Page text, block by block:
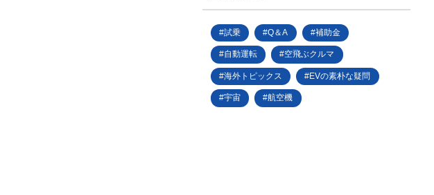
試乗 Q＆A 補助金
自動運転 空飛ぶクルマ
海外トピックス EVの素朴な疑問
宇宙 航空機